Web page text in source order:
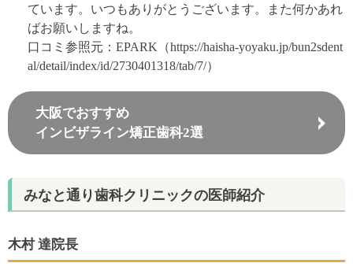
ています。いつもありがとうございます。また何かあれ
ばお願いしますね。
口コミ参照元：EPARK（https://haisha-yoyaku.jp/bun2sdent
al/detail/index/id/2730401318/tab/7/）
大阪でおすすめ
インビザライン矯正歯科2選
みなと通り歯科クリニックの医師紹介
木村 達院長